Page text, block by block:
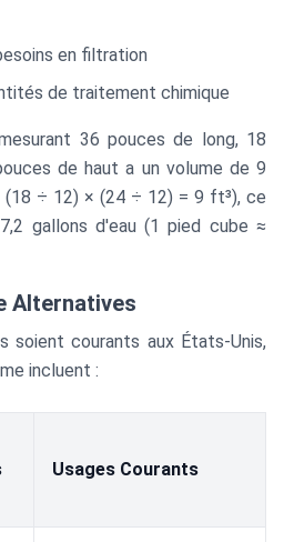
en filtration
de traitement chimique
36 pouces de long, 18
de haut a un volume de 9
÷ 12) × (24 ÷ 12) = 9 ft³), ce
gallons d'eau (1 pied cube ≈
Alternatives
soient courants aux États-Unis,
incluent :
Usages Courants